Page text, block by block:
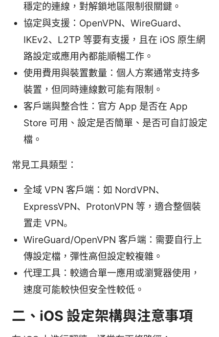
穩定的連線，對解鎖地區限制很關鍵。
協定與支援：OpenVPN、WireGuard、
IKEv2、L2TP 等要有支援，且在 iOS 原生網
路設定或應用內都能順暢工作。
使用費用與裝置數量：個人方案通常支持多
裝置，但同時連線數可能有限制。
客戶端與整合性：官方 App 是否在 App
Store 可用、設定是否簡單、是否可自訂設定
檔。
常見工具類型：
全域 VPN 客戶端：如 NordVPN、
ExpressVPN、ProtonVPN 等，適合整個裝
置走 VPN。
WireGuard/OpenVPN 客戶端：需要自行上
傳設定檔，彈性高但設定較複雜。
代理工具：較適合單一應用或瀏覽器使用，
速度可能較快但安全性較低。
二、iOS 設定架構與注意事項